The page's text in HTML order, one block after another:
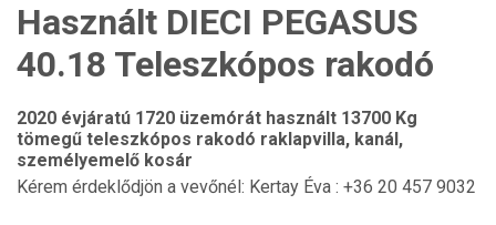
Használt DIECI PEGASUS
40.18 Teleszkópos rakodó
2020 évjáratú 1720 üzemórát használt 13700 Kg
tömegű teleszkópos rakodó raklapvilla, kanál,
személyemelő kosár
Kérem érdeklődjön a vevőnél: Kertay Éva : +36 20 457 9032